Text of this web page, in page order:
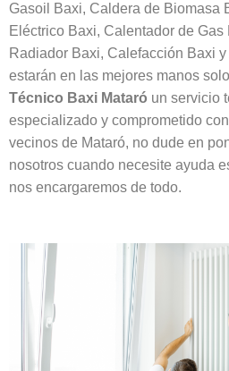
Gasoil Baxi, Caldera de Biomasa
Eléctrico Baxi, Calentador de
Radiador Baxi, Calefacción Baxi
estarán en las mejores manos
Técnico Baxi Mataró un servicio
especializado y comprometido
vecinos de Mataró, no dude en
nosotros cuando necesite ayuda
nos encargaremos de todo.